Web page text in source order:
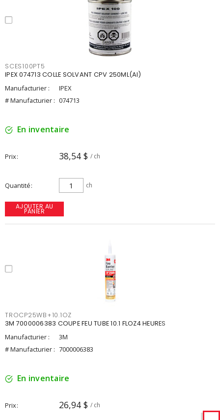
SCES100PT5
IPEX 074713 COLLE SOLVANT CPV 250ML(AI)
Manufacturier :
IPEX
# Manufacturier : 074713
En inventaire
Prix 38,54 $ / ch
Quantité ch
AJOUTER AU
PANIER
TROCP25WB+10.1OZ
3M 7000006383 COUPE FEU TUBE 10.1 FLOZ4 HEURES
Manufacturier :
3M
# Manufacturier : 7000006383
En inventaire
Prix 26,94 $ / ch